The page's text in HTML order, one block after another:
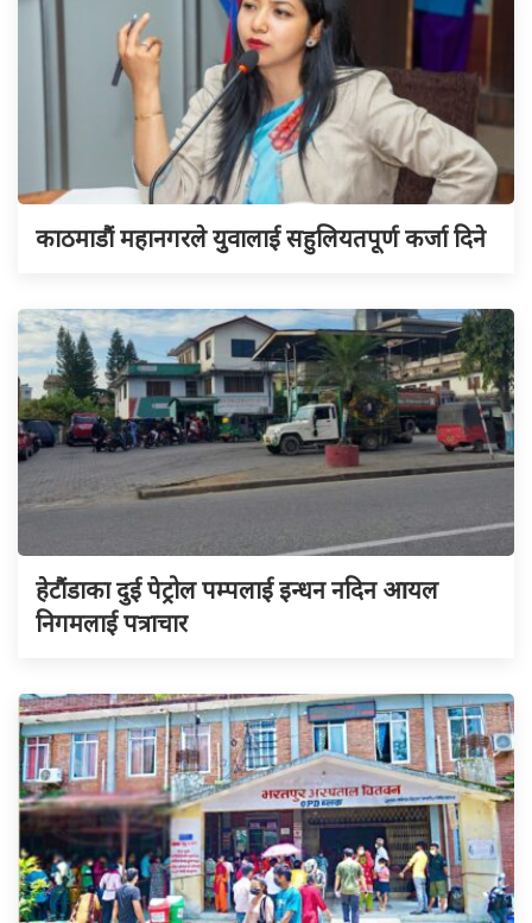
काठमाडौं महानगरले युवालाई सहुलियतपूर्ण कर्जा दिने
हेटौंडाका दुई पेट्रोल पम्पलाई इन्धन नदिन आयल
निगमलाई पत्राचार